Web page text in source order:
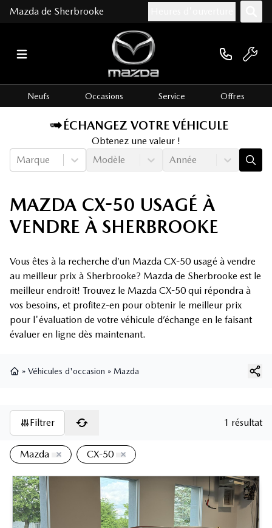
Mazda de Sherbrooke
Neufs Occasions Service Offres
ÉCHANGEZ VOTRE VÉHICULE
Obtenez une valeur !
Marque
Modèle Année
MAZDA CX-50 USAGÉ À
VENDRE À SHERBROOKE
Vous êtes à la recherche d’un Mazda CX-50 usagé à vendre
au meilleur prix à Sherbrooke? Mazda de Sherbrooke est le
meilleur endroit! Trouvez le Mazda CX-50 qui répondra à
vos besoins, et profitez-en pour obtenir le meilleur prix
pour l'évaluation de votre véhicule d’échange en le faisant
évaluer en ligne dès maintenant.
» Véhicules d'occasion » Mazda
Filtrer 1 résultat
Mazda CX-50